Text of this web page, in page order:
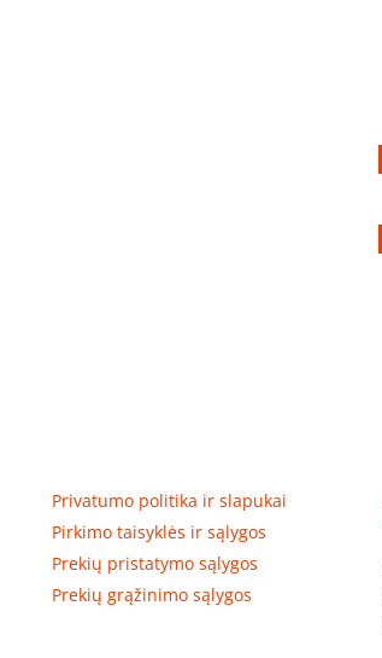
Privatumo politika ir slapukai
Pirkimo taisyklės ir sąlygos
Prekių pristatymo sąlygos
Prekių grąžinimo sąlygos